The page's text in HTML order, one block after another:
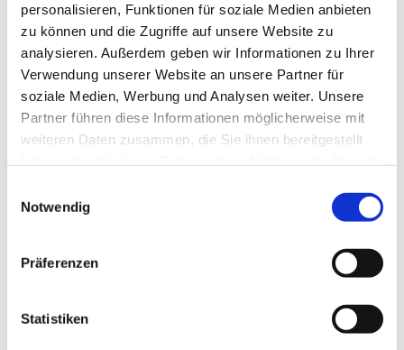
personalisieren, Funktionen für soziale Medien anbieten
zu können und die Zugriffe auf unsere Website zu
analysieren. Außerdem geben wir Informationen zu Ihrer
Verwendung unserer Website an unsere Partner für
soziale Medien, Werbung und Analysen weiter. Unsere
Partner führen diese Informationen möglicherweise mit
weiteren Daten zusammen, die Sie ihnen bereitgestellt
Notwendig
Präferenzen
Statistiken